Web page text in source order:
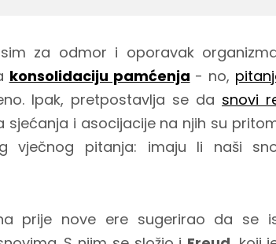
za odmor i oporavak
konsolidaciju pamćenja - no,
Ipak, pretpostavlja se da snovi
sjećanja i asocijacije na njih su
vječnog pitanja: imaju li naši
prije nove ere sugerirao da se